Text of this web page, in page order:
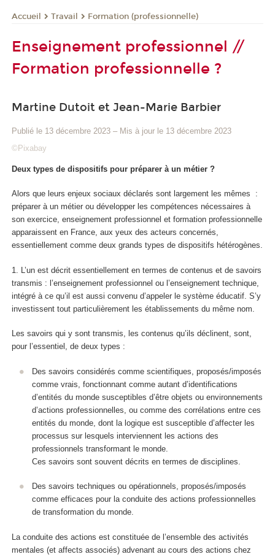
Accueil Travail Formation (professionnelle)
Enseignement professionnel //
Formation professionnelle ?
Martine Dutoit et Jean-Marie Barbier
Publié le 13 décembre 2023 – Mis à jour le 13 décembre 2023
©Pixabay
Deux types de dispositifs pour préparer à un métier ?
Alors que leurs enjeux sociaux déclarés sont largement les mêmes
:
préparer à un métier ou développer les compétences nécessaires à
son exercice, enseignement professionnel et formation professionnelle
apparaissent en France, aux yeux des acteurs concernés,
essentiellement comme deux grands types de dispositifs hétérogènes.
1. L’un est décrit essentiellement en termes de contenus et de savoirs
transmis : l’enseignement professionnel ou l’enseignement technique,
intégré à ce qu’il est aussi convenu d’appeler le système éducatif . S’y
investissent tout particulièrement les établissements du même nom.
Les savoirs qui y sont transmis, les contenus qu’ils déclinent, sont,
pour l’essentiel, de deux types :
Des savoirs considérés comme scientifiques proposés/imposés
comme vrais, fonctionnant comme autant d’identifications
d’entités du monde susceptibles d’être objets ou environnements
d’actions professionnelles , ou comme des corrélations entre ces
entités du monde, dont la logique est susceptible d’affecter les
processus sur lesquels interviennent les actions des
professionnels transformant le monde.
Ces savoirs sont souvent décrits en termes de disciplines.
Des savoirs techniques ou opérationnels, proposés/imposés
comme efficaces pour la conduite des actions professionnelles
de transformation du monde.
La conduite des actions est constituée de l’ensemble des activités
mentales (et affects associés) advenant au cours des actions chez